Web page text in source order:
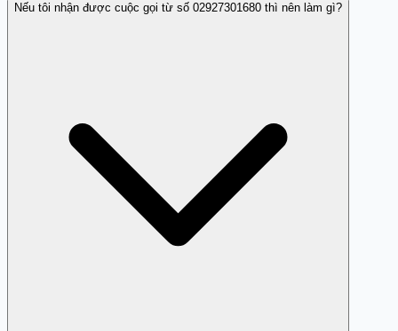
02927301680 bị tố cáo vì thực hiện các cuộc gọi spam và
Nếu tôi nhận được cuộc gọi từ số 02927301680 thì nên làm gì?